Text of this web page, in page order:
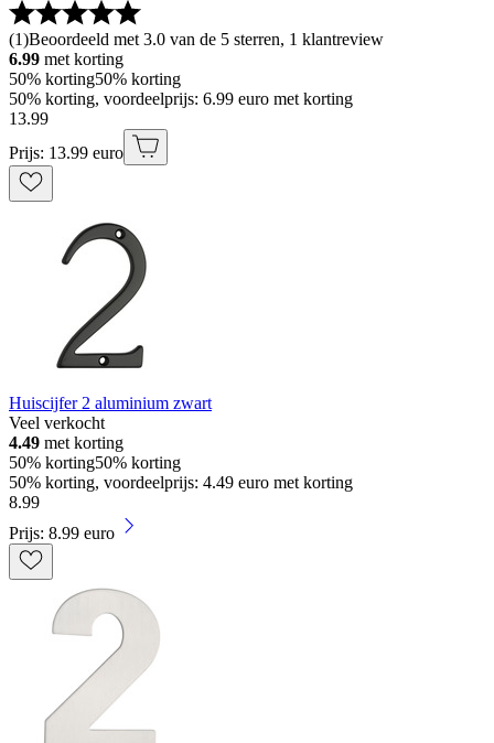
(1)Beoordeeld met 3.0 van de 5 sterren, 1 klantreview
6.99 met korting
50% korting50% korting
50% korting, voordeelprijs: 6.99 euro met korting
13.99
Prijs: 13.99 euro
Huiscijfer 2 aluminium zwart
Veel verkocht
4.49 met korting
50% korting50% korting
50% korting, voordeelprijs: 4.49 euro met korting
8.99
Prijs: 8.99 euro